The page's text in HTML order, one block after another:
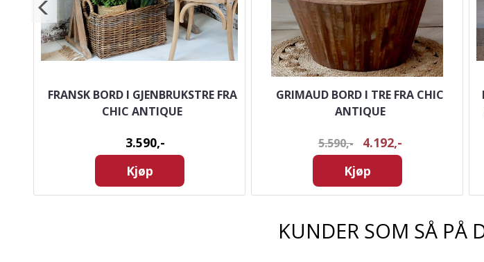
FRANSK BORD I GJENBRUKSTRE FRA
CHIC ANTIQUE
3.590,-
Kjøp
GRIMAUD BORD I TRE FRA CHIC
ANTIQUE
5.590,-
4.192,-
Kjøp
KUNDER SOM SÅ PÅ